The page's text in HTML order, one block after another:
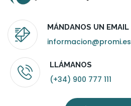
MÁNDANOS UN EMAIL
informacion@promi.es
LLÁMANOS
(+34) 900 777 111